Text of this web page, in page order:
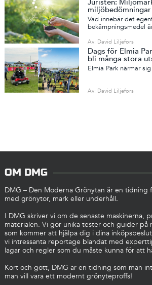
Juristen:
miljöbedömningar
Vad innebär det
bekämpningsmedel
Av: David Liljefors
Dags för Elmia
bli många stora
Elmia Park närmar
Av: David Liljefors
OM DMG
DMG – Den Moderna Grönytan är en tidning
med grönytor, mark eller underhåll.
I DMG skriver vi om de senaste maskinerna,
materialen. Vi gör unika tester och guider på
som kommer att hjälpa dig i dina
vi intressanta reportage blandat med
lagar och regler som du måste kunna för att
Kort och gott, DMG är en tidning som man
man vill vara ett modernt grönyteproffs!